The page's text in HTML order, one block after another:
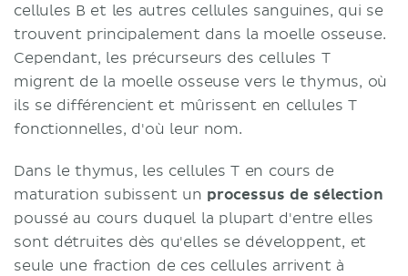
cellules B et les autres cellules sanguines, qui se
trouvent principalement dans la moelle osseuse.
Cependant, les précurseurs des cellules T
migrent de la moelle osseuse vers le thymus, où
ils se différencient et mûrissent en cellules T
fonctionnelles, d'où leur nom.
Dans le thymus, les cellules T en cours de
maturation subissent un processus de sélection
poussé au cours duquel la plupart d'entre elles
sont détruites dès qu'elles se développent, et
seule une fraction de ces cellules arrivent à